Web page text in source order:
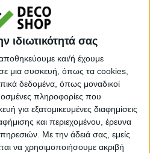
ιδιωτικότητά σας
και/ή έχουμε
μια συσκευή, όπως τα cookies,
δεδομένα, όπως μοναδικοί
πληροφορίες που
για εξατομικευμένες διαφημίσεις
και περιεχομένου, έρευνα
Με την άδειά σας, εμείς
να χρησιμοποιήσουμε ακριβή
Vrozdiox Καρέκλα Μεταλλική με
Δέρμα (56x52x83)cm